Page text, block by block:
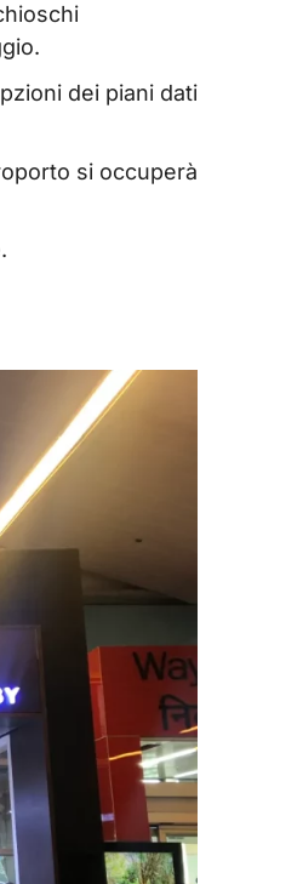
dei piani dati
si occuperà